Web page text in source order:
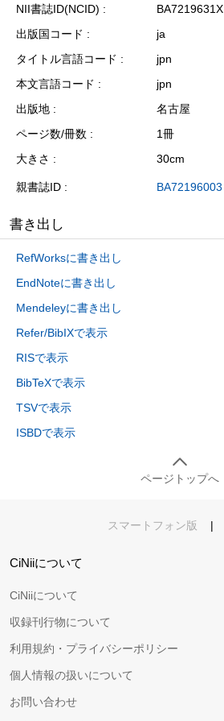
NII書誌ID(NCID)
BA7219631X
出版国コード
ja
タイトル言語コード
jpn
本文言語コード
jpn
出版地
名古屋
ページ数/冊数
1冊
大きさ
30cm
親書誌ID BA72196003
書き出し
RefWorksに書き出し
EndNoteに書き出し
Mendeleyに書き出し
Refer/BibIXで表示
RISで表示
BibTeXで表示
TSVで表示
ISBDで表示
ページトップへ
スマートフォン版 |
CiNiiについて
CiNiiについて
収録刊行物について
利用規約・プライバシーポリシー
個人情報の扱いについて
お問い合わせ